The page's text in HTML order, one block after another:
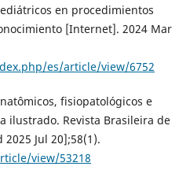
en procedimientos
[Internet]. 2024 Mar
es/article/view/6752
fisiopatológicos e
ilustrado. Revista Brasileira de
Jul 20];58(1).
view/53218